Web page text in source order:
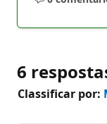
Sem
6
Classificar por: